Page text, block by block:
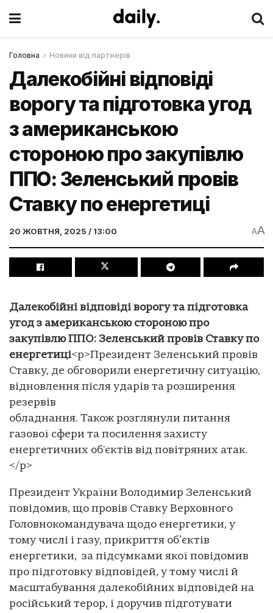
Головна Новини від партнерів
Далекобійні відповіді
ворогу та підготовка угод
з американською
стороною про закупівлю
ППО: Зеленський провів
Ставку по енергетиці
20 ЖОВТНЯ, 2025 / 13:00 AA
Далекобійні відповіді ворогу та підготовка
угод з американською стороною про
закупівлю ППО: Зеленський провів Ставку по
енергетиці<p>Президент Зеленський провів
Ставку, де обговорили енергетичну ситуацію,
відновлення після ударів та розширення
резервів
обладнання. Також розглянули питання
газової сфери та посилення захисту
енергетичних об'єктів від повітряних атак.
</p>
Президент України Володимир Зеленський
повідомив, що провів Ставку Верховного
Головнокомандувача щодо енергетики, у
тому числі і газу, прикриття обʼєктів
енергетики, за підсумками якої повідомив
про підготовку відповідей, у тому числі й
масштабування далекобійних відповідей на
російський терор, і доручив підготувати